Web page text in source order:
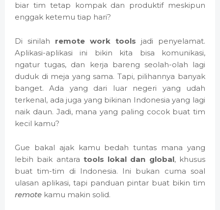
biar tim tetap kompak dan produktif meskipun
enggak ketemu tiap hari?
Di sinilah remote work tools jadi penyelamat.
Aplikasi-aplikasi ini bikin kita bisa komunikasi,
ngatur tugas, dan kerja bareng seolah-olah lagi
duduk di meja yang sama. Tapi, pilihannya banyak
banget. Ada yang dari luar negeri yang udah
terkenal, ada juga yang bikinan Indonesia yang lagi
naik daun. Jadi, mana yang paling cocok buat tim
kecil kamu?
Gue bakal ajak kamu bedah tuntas mana yang
lebih baik antara tools lokal dan global, khusus
buat tim-tim di Indonesia. Ini bukan cuma soal
ulasan aplikasi, tapi panduan pintar buat bikin tim
remote kamu makin solid.